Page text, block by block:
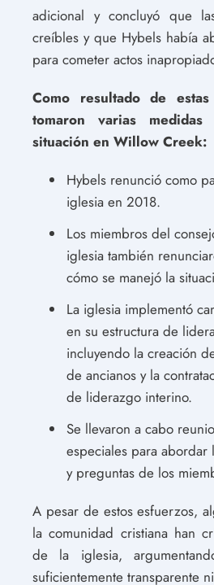
adicional y concluyó que
creíbles y que Hybels había
para cometer actos
Como resultado de
tomaron varias
situación en Willow Creek:
Hybels renunció como
iglesia en 2018.
Los miembros del
iglesia también
cómo se manejó la
La iglesia implementó
en su estructura de
incluyendo la creación
de ancianos y la
de liderazgo interino.
Se llevaron a cabo
especiales para abordar
y preguntas de los
A pesar de estos esfuerzos,
la comunidad cristiana han
de la iglesia,
suficientemente transparente